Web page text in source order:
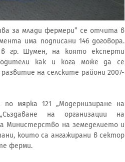
за млади фермери” се отчита в
има подписани 146 договора.
гр. Шумен, на която експерти
как и кога може да се
на селските райони 2007-
мярка 121 „Модернизиране на
на организации на
Министерство на земеделието и
които са ангажирани в сектор
ферми.